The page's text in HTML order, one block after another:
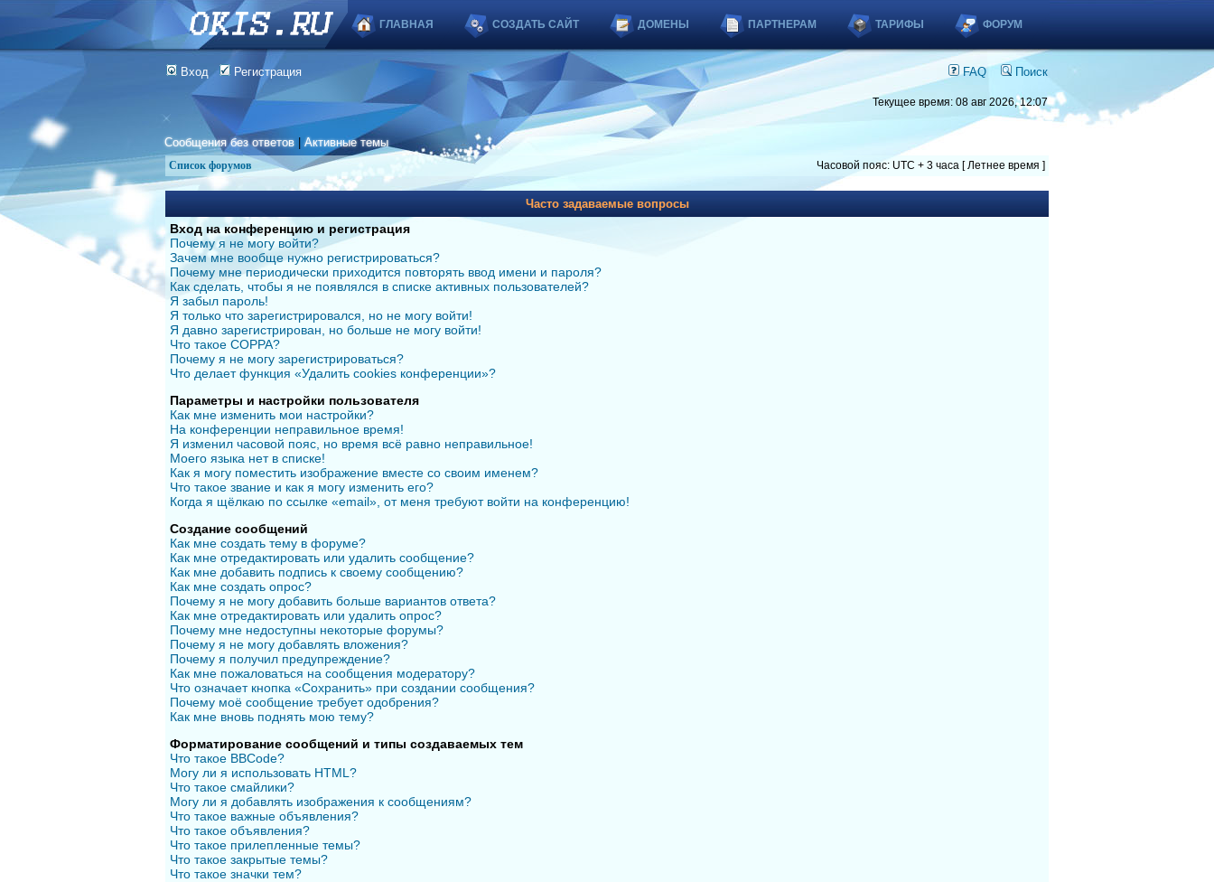
ГЛАВНАЯ СОЗДАТЬ САЙТ ДОМЕНЫ ПАРТНЕРАМ ТАРИФЫ ФОРУМ
Вход Регистрация FAQ Поиск
Текущее время: 08 авг 2026, 12:07
Сообщения без ответов |Активные темы
Список форумов Часовой пояс: UTC + 3 часа [ Летнее время ]
Часто задаваемые вопросы
Вход на конференцию и регистрация
Почему я не могу войти?
Зачем мне вообще нужно регистрироваться?
Почему мне периодически приходится повторять ввод имени и пароля?
Как сделать, чтобы я не появлялся в списке активных пользователей?
Я забыл пароль!
Я только что зарегистрировался, но не могу войти!
Я давно зарегистрирован, но больше не могу войти!
Что такое COPPA?
Почему я не могу зарегистрироваться?
Что делает функция «Удалить cookies конференции»?
Параметры и настройки пользователя
Как мне изменить мои настройки?
На конференции неправильное время!
Я изменил часовой пояс, но время всё равно неправильное!
Моего языка нет в списке!
Как я могу поместить изображение вместе со своим именем?
Что такое звание и как я могу изменить его?
Когда я щёлкаю по ссылке «email», от меня требуют войти на конференцию!
Создание сообщений
Как мне создать тему в форуме?
Как мне отредактировать или удалить сообщение?
Как мне добавить подпись к своему сообщению?
Как мне создать опрос?
Почему я не могу добавить больше вариантов ответа?
Как мне отредактировать или удалить опрос?
Почему мне недоступны некоторые форумы?
Почему я не могу добавлять вложения?
Почему я получил предупреждение?
Как мне пожаловаться на сообщения модератору?
Что означает кнопка «Сохранить» при создании сообщения?
Почему моё сообщение требует одобрения?
Как мне вновь поднять мою тему?
Форматирование сообщений и типы создаваемых тем
Что такое BBCode?
Могу ли я использовать HTML?
Что такое смайлики?
Могу ли я добавлять изображения к сообщениям?
Что такое важные объявления?
Что такое объявления?
Что такое прилепленные темы?
Что такое закрытые темы?
Что такое значки тем?